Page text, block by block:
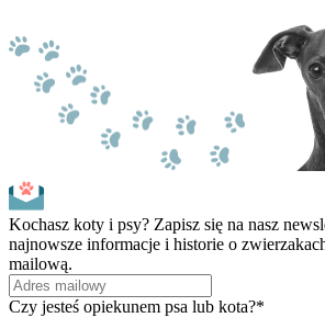
Kochasz koty i psy? Zapisz się na nasz
najnowsze informacje i historie o
mailową.
Czy jesteś opiekunem psa lub kota?*